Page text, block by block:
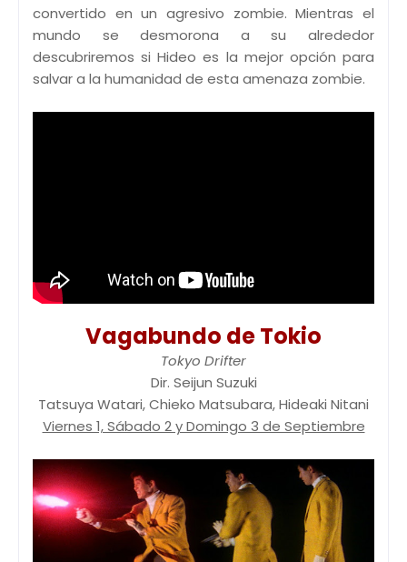
convertido en un agresivo zombie. Mientras el
mundo se desmorona a su alrededor
descubriremos si Hideo es la mejor opción para
salvar a la humanidad de esta amenaza zombie.
Vagabundo de Tokio
Tokyo Drifter
Dir. Seijun Suzuki
Tatsuya Watari, Chieko Matsubara, Hideaki Nitani
Viernes 1, Sábado 2 y Domingo 3 de Septiembre